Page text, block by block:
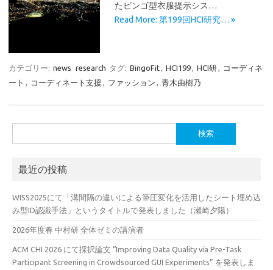
たビンゴ型衣服提示シス…
Read More: 第199回HCI研究… »
カテゴリー: news research タグ: BingoFit, HCI199, HCI研, コーディネ
ート , コーディネート支援 , ファッション , 青木由樹乃
索:
最近の投稿
WISS2025にて「溝間隔の違いによる筆圧変化を活用したシート埋め込
み型ID認識手法」というタイトルで発表しました（瀬崎夕陽）
2026年度春 中村研 全体ゼミの講演者
ACM CHI 2026 にて採択論文 “Improving Data Quality via Pre-Task
Participant Screening in Crowdsourced GUI Experiments” を発表しま